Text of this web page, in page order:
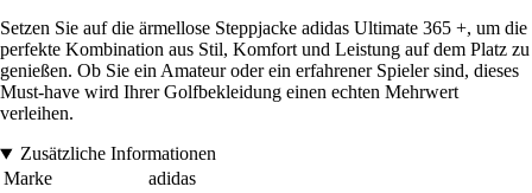
Setzen Sie auf die ärmellose Steppjacke adidas Ultimate 365 +, um die
perfekte Kombination aus Stil, Komfort und Leistung auf dem Platz zu
genießen. Ob Sie ein Amateur oder ein erfahrener Spieler sind, dieses
Must-have wird Ihrer Golfbekleidung einen echten Mehrwert
verleihen.
Zusätzliche Informationen
Marke
adidas